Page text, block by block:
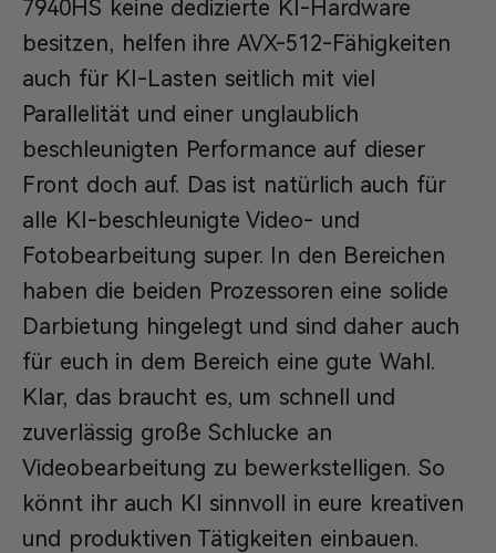
7940HS keine dedizierte KI-Hardware
besitzen, helfen ihre AVX-512-Fähigkeiten
auch für KI-Lasten seitlich mit viel
Parallelität und einer unglaublich
beschleunigten Performance auf dieser
Front doch auf. Das ist natürlich auch für
alle KI-beschleunigte Video- und
Fotobearbeitung super. In den Bereichen
haben die beiden Prozessoren eine solide
Darbietung hingelegt und sind daher auch
für euch in dem Bereich eine gute Wahl.
Klar, das braucht es, um schnell und
zuverlässig große Schlucke an
Videobearbeitung zu bewerkstelligen. So
könnt ihr auch KI sinnvoll in eure kreativen
und produktiven Tätigkeiten einbauen.